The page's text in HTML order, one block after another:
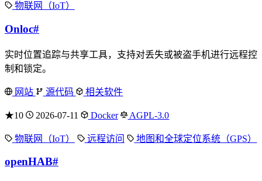
物联网（IoT）
Onloc#
实时位置追踪与共享工具，支持对丢失或被盗手机进行远程控
制和锁定。
网站 源代码 相关软件
★10 2026-07-11 Docker AGPL-3.0
物联网（IoT） 远程访问 地图和全球定位系统（GPS）
openHAB#